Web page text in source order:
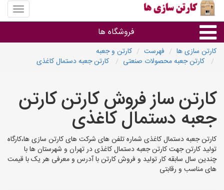
منوی
سایت
سازی
فروشگاه ها
کارتن جعبه
سایر گروه ها
فروشنده های کارتن جعبه
کارتن سازی ها فهرست
کارتن و جعبه
کارتن جعبه محصولات صنعتی
کارتن جعبه دستمال کاغذی
کارتن ساز فروش کارتن کارتن
جعبه دستمال کاغذی
کارتن جعبه دستمال کاغذی شماره تلفن های شرکت های کارتن سازی ها،کارگاه
تولید کارتن جهت کارتن جعبه دستمال کاغذی در تهران و شهرستان ها با
چندین سال سابقه کار تولید و فروش کارتن با آدرس و معرفی هر یک با قیمت
های مناسب و رقابتی